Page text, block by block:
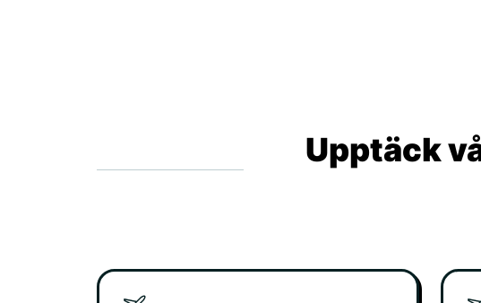
Upptäck